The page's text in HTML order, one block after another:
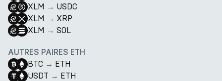
XLM → USDC
XLM → XRP
XLM → SOL
AUTRES PAIRES ETH
BTC → ETH
USDT → ETH